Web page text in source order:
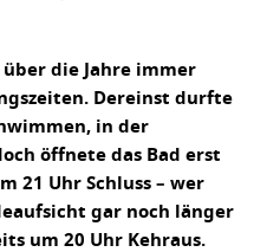
die Jahre immer
Dereinst durfte
in der
öffnete das Bad erst
21 Uhr Schluss – wer
gar noch länger
um 20 Uhr Kehraus.